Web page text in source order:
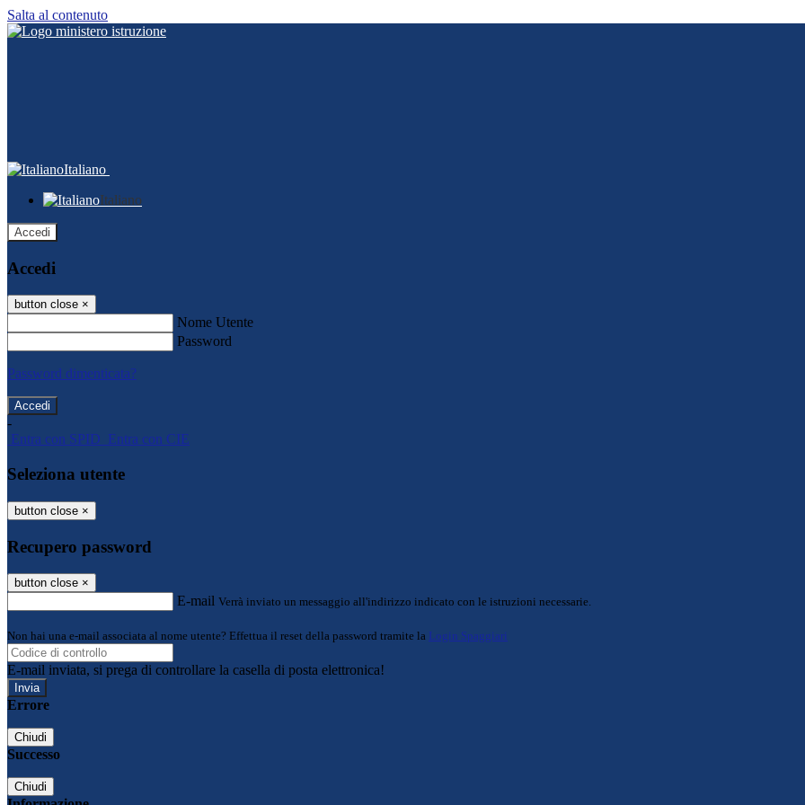
Salta al contenuto
Italiano
Italiano
Accedi
Accedi
button close ×
Nome Utente
Password
Password dimenticata?
-
Entra con SPID Entra con CIE
Seleziona utente
button close ×
Recupero password
button close ×
E-mail Verrà inviato un messaggio all'indirizzo indicato con le istruzioni necessarie.
Non hai una e-mail associata al nome utente? Effettua il reset della password tramite la Login Spaggiari
E-mail inviata, si prega di controllare la casella di posta elettronica!
Errore
Chiudi
Successo
Chiudi